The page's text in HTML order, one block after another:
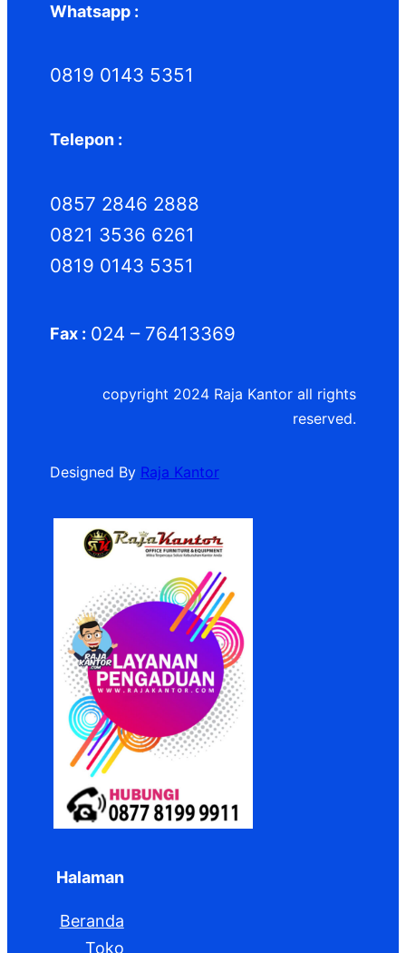
Whatsapp :
0819 0143 5351
Telepon :
0857 2846 2888
0821 3536 6261
0819 0143 5351
Fax : 024 – 76413369
copyright 2024 Raja Kantor all rights
reserved.
Designed By Raja Kantor
Halaman
Beranda
Toko